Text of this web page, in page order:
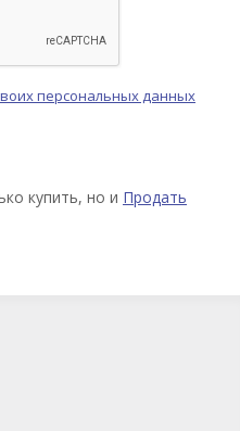
персональных данных
купить, но и Продать